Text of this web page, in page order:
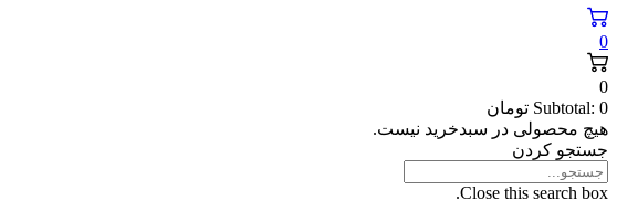
0
0
Subtotal: 0
تومان
هیچ محصولی در سبدخرید نیست.
جستجو کردن
Close this search box.